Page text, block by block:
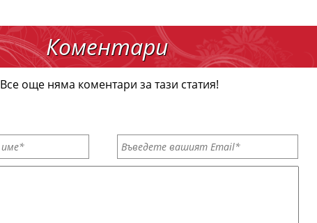
Коментари
Все още няма коментари за тази статия!